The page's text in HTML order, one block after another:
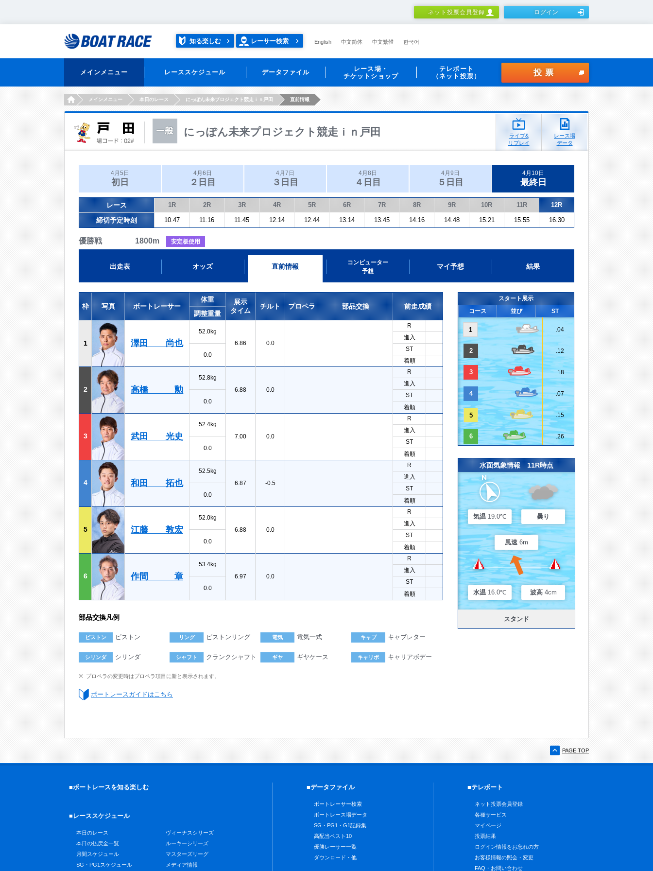
ネット投票会員登録 ログイン
知る楽しむ レーサー検索 English 中文简体 中文繁體 한국어
メインメニュー レーススケジュール データファイル
レース場・
チケットショップ
テレボート
（ネット投票）
投票
HOMEメインメニュー 本日のレース にっぽん未来プロジェクト競走ｉｎ戸田 直前情報
にっぽん未来プロジェクト競走ｉｎ戸田
ライブ&
リプレイ
レース場
データ
4月5日
初日
4月6日
２日目
4月7日
３日目
4月8日
４日目
4月9日
５日目
4月10日
最終日
レース 1R 2R 3R 4R 5R 6R 7R 8R 9R 10R 11R 12R
締切予定時刻 10:47 11:16 11:45 12:14 12:44 13:14 13:45 14:16 14:48 15:21 15:55 16:30
優勝戦 1800m 安定板使用
出走表 オッズ 直前情報
コンピューター
予想
マイ予想 結果
枠 写真 ボートレーサー
体重
展示
タイム
チルト プロペラ 部品交換
前走成績
調整重量
1 澤田 尚也
52.0kg
6.86
0.0
R
進入
0.0
ST
着順
2 高橋 勲
52.8kg
6.88
0.0
R
進入
0.0
ST
着順
3 武田 光史
52.4kg
7.00
0.0
R
進入
0.0
ST
着順
4 和田 拓也
52.5kg
6.87
-0.5
R
進入
0.0
ST
着順
5 江藤 敦宏
52.0kg
6.88
0.0
R
進入
0.0
ST
着順
6 作間 章
53.4kg
6.97
0.0
R
進入
0.0
ST
着順
部品交換凡例
ピストン ピストン リング ピストンリング 電気 電気一式 キャブ キャブレター
シリンダ シリンダ シャフト クランクシャフト ギヤ ギヤケース キャリボ キャリアボデー
プロペラの変更時はプロペラ項目に新と表示されます。
ボートレースガイドはこちら
スタート展示
コース
並び ST
1 .04
2 .12
3 .18
4 .07
5 .15
6 .26
水面気象情報 11R時点
気温 19.0℃ 曇り
風速 6m
水温 16.0℃ 波高 4cm
スタンド
PAGE TOP
■ボートレースを知る楽しむ
■レーススケジュール
本日のレース
本日の払戻金一覧
月間スケジュール
SG・PG1スケジュール
ヴィーナスシリーズ
ルーキーシリーズ
マスターズリーグ
メディア情報
■データファイル
ボートレーサー検索
ボートレース場データ
SG・PG1・G1記録集
高配当ベスト10
優勝レーサー一覧
ダウンロード・他
■テレボート
ネット投票会員登録
各種サービス
マイページ
投票結果
ログイン情報をお忘れの方
お客様情報の照会・変更
FAQ・お問い合わせ